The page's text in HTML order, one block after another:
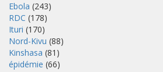
Ebola (243)
RDC (178)
Ituri (170)
Nord-Kivu (88)
Kinshasa (81)
épidémie (66)